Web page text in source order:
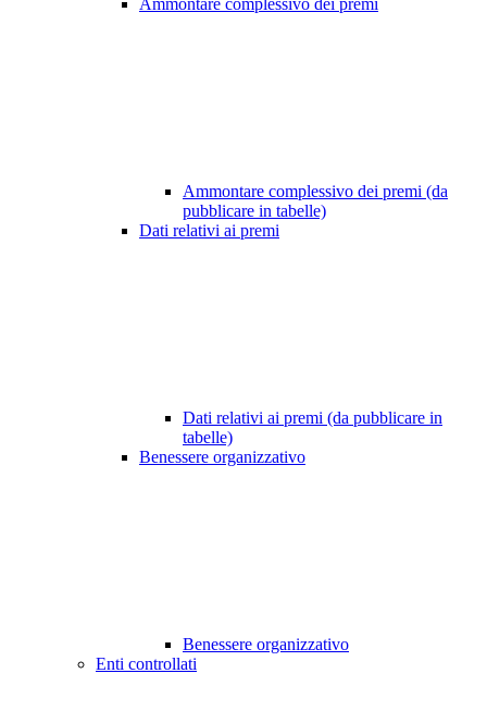
Ammontare complessivo dei premi
Ammontare complessivo dei premi (da
pubblicare in tabelle)
Dati relativi ai premi
Dati relativi ai premi (da pubblicare in
tabelle)
Benessere organizzativo
Benessere organizzativo
Enti controllati